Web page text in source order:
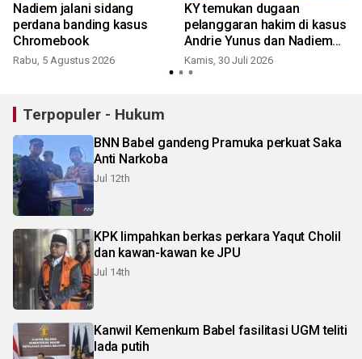
Nadiem jalani sidang
perdana banding kasus
Chromebook
Rabu, 5 Agustus 2026
KY temukan dugaan
pelanggaran hakim di kasus
Andrie Yunus dan Nadiem
Makarim
Kamis, 30 Juli 2026
Terpopuler - Hukum
BNN Babel gandeng Pramuka perkuat Saka
Anti Narkoba
Jul 12th
KPK limpahkan berkas perkara Yaqut Cholil
dan kawan-kawan ke JPU
Jul 14th
Kanwil Kemenkum Babel fasilitasi UGM teliti
lada putih